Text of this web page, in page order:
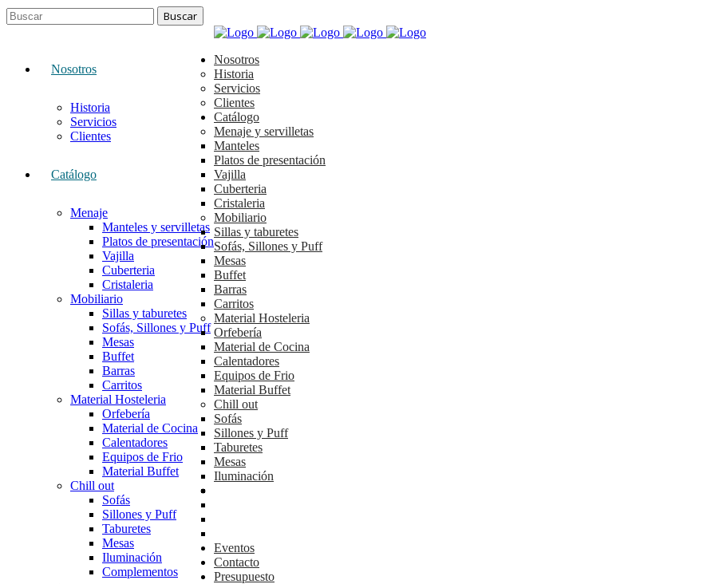
Nosotros
Historia
Servicios
Clientes
Catálogo
Menaje
Manteles y servilletas
Platos de presentación
Vajilla
Cuberteria
Cristaleria
Mobiliario
Sillas y taburetes
Sofás, Sillones y Puff
Mesas
Buffet
Barras
Carritos
Material Hosteleria
Orfebería
Material de Cocina
Calentadores
Equipos de Frio
Material Buffet
Chill out
Sofás
Sillones y Puff
Taburetes
Mesas
Iluminación
Complementos
Nosotros
Historia
Servicios
Clientes
Catálogo
Menaje y servilletas
Manteles
Platos de presentación
Vajilla
Cuberteria
Cristaleria
Mobiliario
Sillas y taburetes
Sofás, Sillones y Puff
Mesas
Buffet
Barras
Carritos
Material Hosteleria
Orfebería
Material de Cocina
Calentadores
Equipos de Frio
Material Buffet
Chill out
Sofás
Sillones y Puff
Taburetes
Mesas
Iluminación
Eventos
Contacto
Presupuesto